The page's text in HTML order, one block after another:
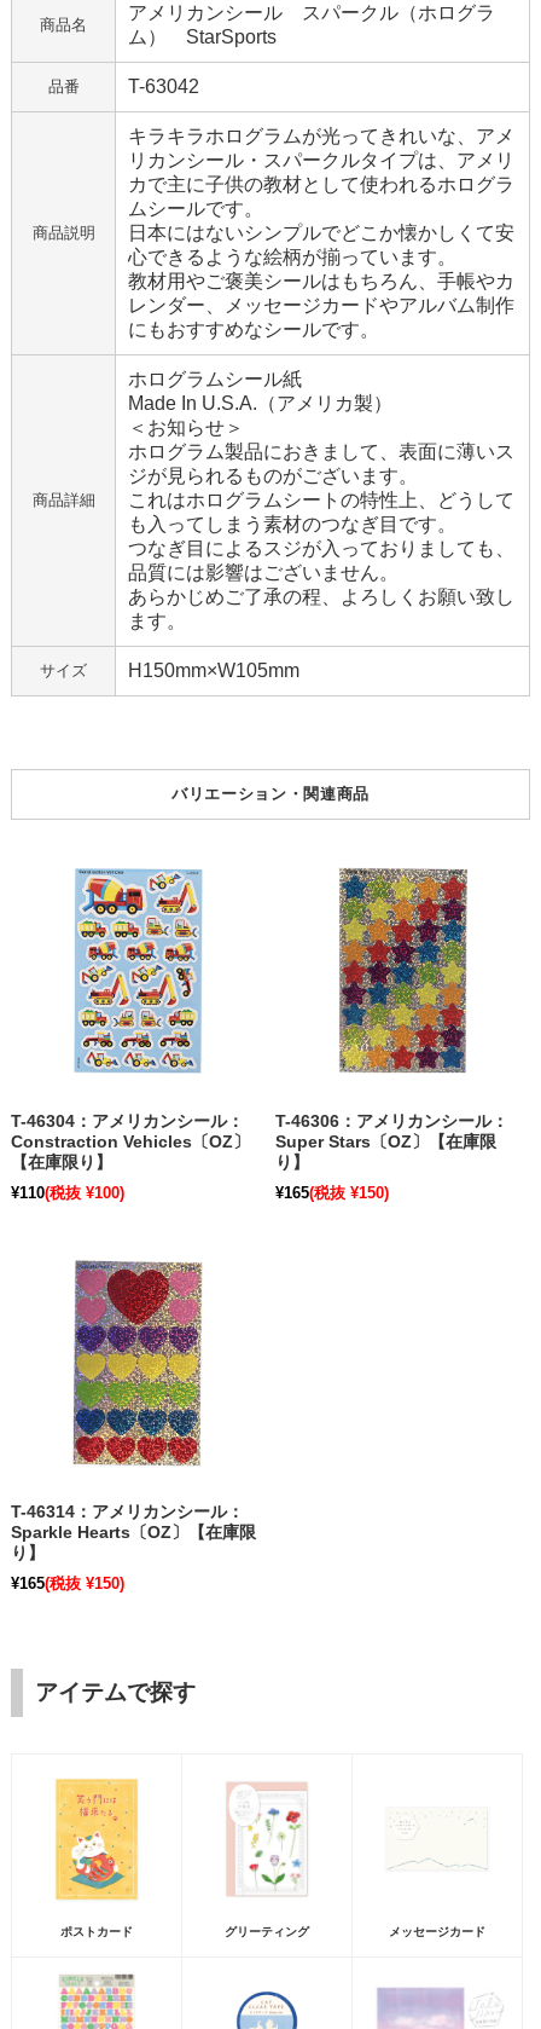
商品名
アメリカンシール スパークル（ホログラ
ム） StarSports
品番 T-63042
商品説明
キラキラホログラムが光ってきれいな、アメ
リカンシール・スパークルタイプは、アメリ
カで主に子供の教材として使われるホログラ
ムシールです。
日本にはないシンプルでどこか懐かしくて安
心できるような絵柄が揃っています。
教材用やご褒美シールはもちろん、手帳やカ
レンダー、メッセージカードやアルバム制作
にもおすすめなシールです。
商品詳細
ホログラムシール紙
Made In U.S.A.（アメリカ製）
＜お知らせ＞
ホログラム製品におきまして、表面に薄いス
ジが見られるものがございます。
これはホログラムシートの特性上、どうして
も入ってしまう素材のつなぎ目です。
つなぎ目によるスジが入っておりましても、
品質には影響はございません。
あらかじめご了承の程、よろしくお願い致し
ます。
サイズ H150mm×W105mm
バリエーション・関連商品
T-46304：アメリカンシール：
Constraction Vehicles〔OZ〕
【在庫限り】
¥110(税抜 ¥100)
T-46306：アメリカンシール：
Super Stars〔OZ〕【在庫限
り】
¥165(税抜 ¥150)
T-46314：アメリカンシール：
Sparkle Hearts〔OZ〕【在庫限
り】
¥165(税抜 ¥150)
アイテムで探す
ポストカード グリーティング メッセージカード